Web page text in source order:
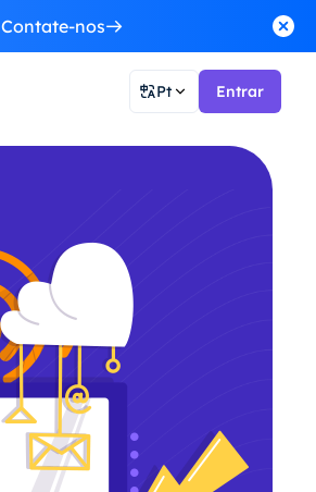
Contate-nos
Pt Entrar